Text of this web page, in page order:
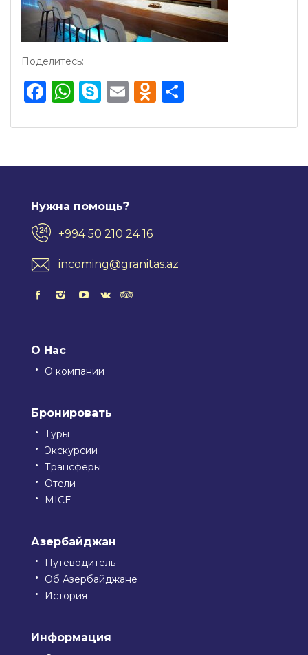
Поделитесь:
Facebook
WhatsApp
Skype
EmailOdnoklassniki
Нужна помощь?
+994 50 210 24 16
incoming@granitas.az
О Нас
О компании
Бронировать
Туры
Экскурсии
Трансферы
Отели
MICE
Азербайджан
Путеводитель
Об Азербайджане
История
Информация